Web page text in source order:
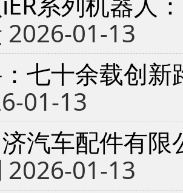
2026-01-13
七十余载创
01-13
汽车配件有
2026-01-13